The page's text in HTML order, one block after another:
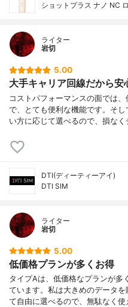
ショットプラス ナノ NC
ライター
岩切
5.00
大手キャリア回線だから安
コストパフォーマンスの面では
で、とても便利な機能です。そ
い方に応じて選べるので、損な
DTI(ディーティーアイ)
DTI SIM
ライター
岩切
5.00
低価格プランが多くお得
タイプAは、低価格なプランが多
ています。私は大きめのデータ
て自由に選べるので、無駄なく